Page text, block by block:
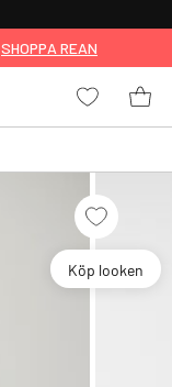
SHOPPA REAN
Köp looken